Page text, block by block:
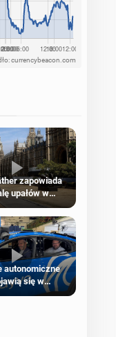
currencybeacon.com
zapowiada
upałów w
autonomiczne
się w
jeszcze tego